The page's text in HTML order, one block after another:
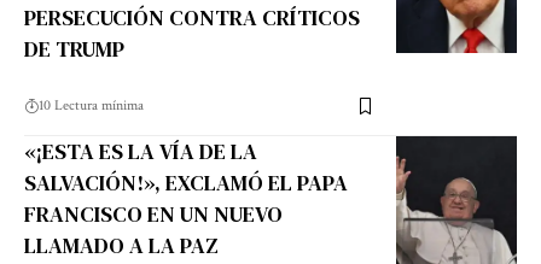
PERSECUCIÓN CONTRA CRÍTICOS
DE TRUMP
10 Lectura mínima
«¡ESTA ES LA VÍA DE LA
SALVACIÓN!», EXCLAMÓ EL PAPA
FRANCISCO EN UN NUEVO
LLAMADO A LA PAZ